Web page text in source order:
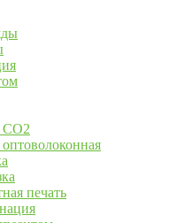
CO2
оптоволоконная
печать